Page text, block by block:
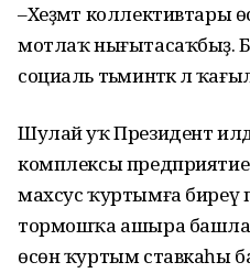
–Хеҙмәт коллективтары
мотлаҡ нығытасаҡбыҙ.
социаль тәьминәткә лә
Шулай уҡ Президент
комплексы
махсус ҡуртымға
тормошҡа ашыра
өсөн ҡуртым ставкаһы